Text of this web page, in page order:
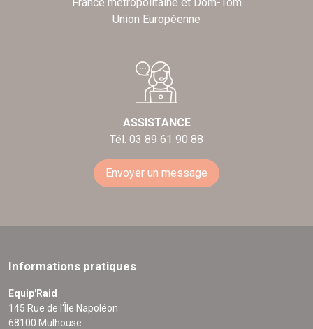
Union Européenne
ASSISTANCE
Tél. 03 89 61 90 88
Envoyer un message
Informations pratiques
Equip'Raid
145 Rue de l'Île Napoléon
68100 Mulhouse